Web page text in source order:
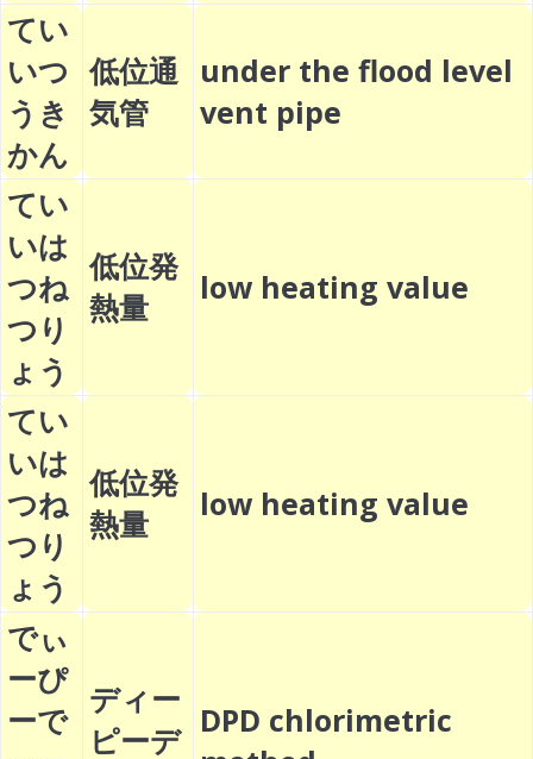
てい
いつ
うき
かん
低位通
気管
under the flood level
vent pipe
てい
いは
つね
つり
ょう
低位発
熱量
low heating value
てい
いは
つね
つり
ょう
低位発
熱量
low heating value
でぃ
ーぴ
ーで
ディー
ピーデ DPD chlorimetric